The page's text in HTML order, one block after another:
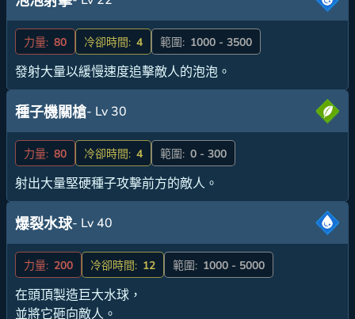
力量: 80 冷卻時間: 4 範圍: 1000 - 3500
發射大量以緩慢速度追擊敵人的泡泡。
種子機關槍- Lv 30
力量: 80 冷卻時間: 4 範圍: 0 - 300
射出大量堅硬種子攻擊前方的敵人。
爆裂水球- Lv 40
力量: 200 冷卻時間: 12 範圍: 1000 - 5000
在頭頂製造巨大水球，
並將它砸向敵人。